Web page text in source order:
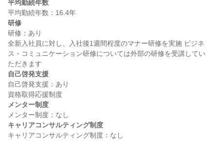
平均勤続年数
研修
研修：あり
全新入社員に対し、入社後1週間程度のマナー研修を実施 ビジネ
ス・コミュニケーション研修については外部の研修を受講してい
自己啓発支援
自己啓発支援：あり
メンター制度
キャリアコンサルティング制度